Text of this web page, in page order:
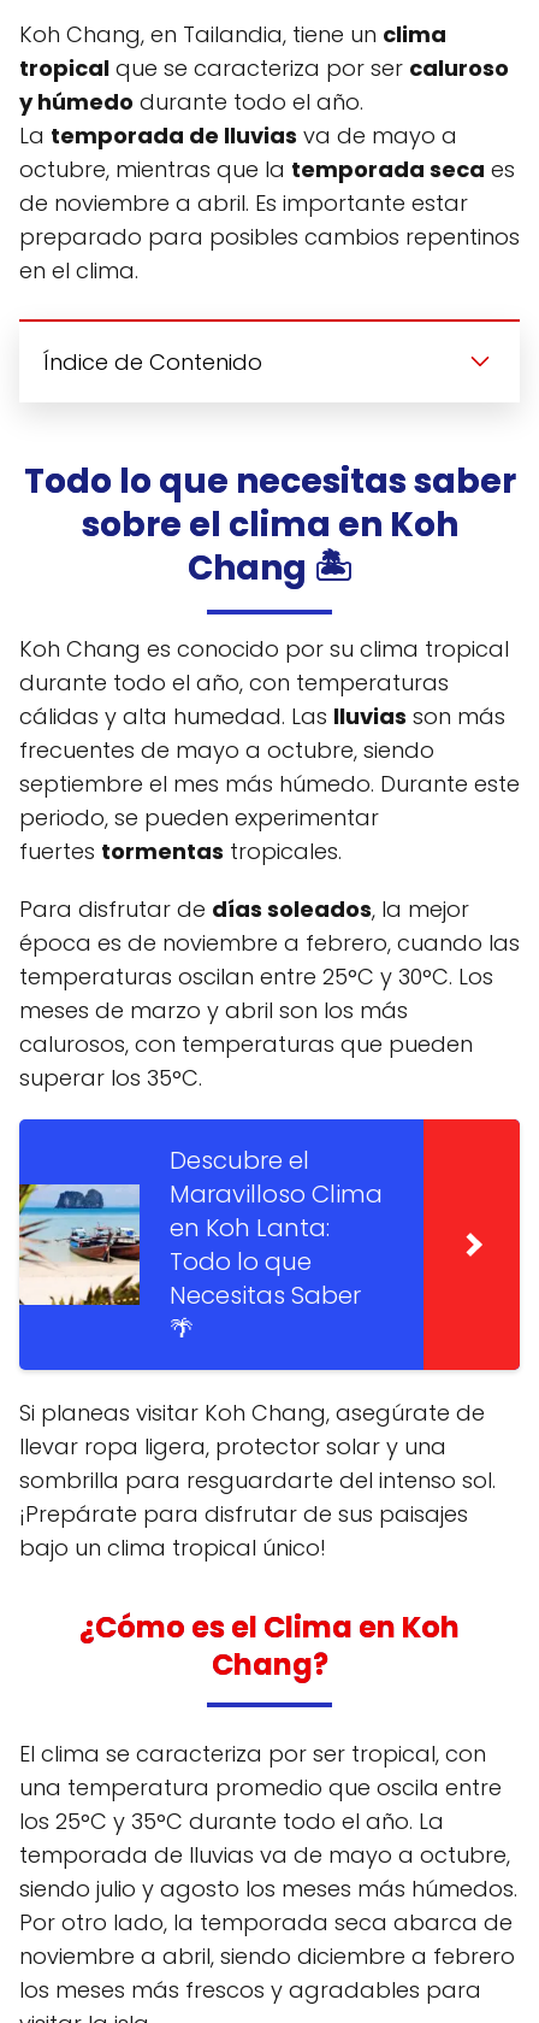
Koh Chang, en Tailandia, tiene un clima
tropical que se caracteriza por ser caluroso
y húmedo durante todo el año.
La temporada de lluvias va de mayo a
octubre, mientras que la temporada seca es
de noviembre a abril. Es importante estar
preparado para posibles cambios repentinos
en el clima.
Índice de Contenido
Todo lo que necesitas saber
sobre el clima en Koh
Chang 🏝️
Koh Chang es conocido por su clima tropical
durante todo el año, con temperaturas
cálidas y alta humedad. Las lluvias son más
frecuentes de mayo a octubre, siendo
septiembre el mes más húmedo. Durante este
periodo, se pueden experimentar
fuertes tormentas tropicales.
Para disfrutar de días soleados, la mejor
época es de noviembre a febrero, cuando las
temperaturas oscilan entre 25°C y 30°C. Los
meses de marzo y abril son los más
calurosos, con temperaturas que pueden
superar los 35°C.
Descubre el
Maravilloso Clima
en Koh Lanta:
Todo lo que
Necesitas Saber
🌴
Si planeas visitar Koh Chang, asegúrate de
llevar ropa ligera, protector solar y una
sombrilla para resguardarte del intenso sol.
¡Prepárate para disfrutar de sus paisajes
bajo un clima tropical único!
¿Cómo es el Clima en Koh
Chang?
El clima se caracteriza por ser tropical, con
una temperatura promedio que oscila entre
los 25°C y 35°C durante todo el año. La
temporada de lluvias va de mayo a octubre,
siendo julio y agosto los meses más húmedos.
Por otro lado, la temporada seca abarca de
noviembre a abril, siendo diciembre a febrero
los meses más frescos y agradables para